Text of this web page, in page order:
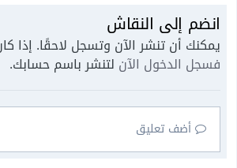
انضم إلى النقاش
يمكنك أن تنشر الآن وتسجل لاحقًا. إذا
فسجل الدخول الآن لتنشر باسم حسابك.
أضف تعليق